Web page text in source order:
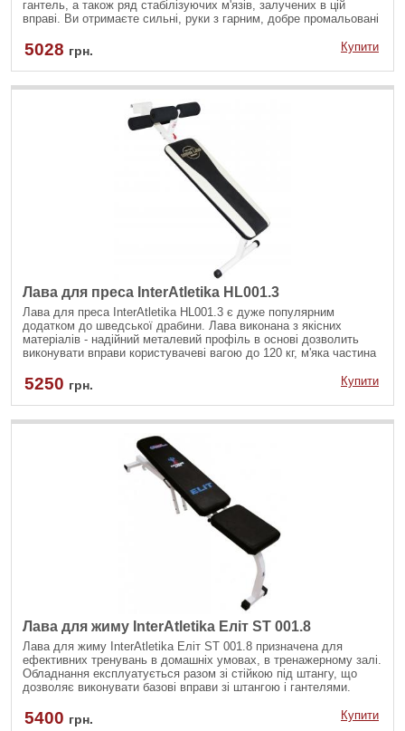
гантель, а також ряд стабілізуючих м'язів, залучених в цій
вправі. Ви отримаєте сильні, руки з гарним, добре промальовані
приставка встановлюється на регульовану лаву Inspire, має
компактні розміри.
5028 грн. Купити
Лава для преса InterAtletika HL001.3
Лава для преса InterAtletika HL001.3 є дуже популярним
додатком до шведської драбини. Лава виконана з якісних
матеріалів - надійний металевий профіль в основі дозволить
виконувати вправи користувачеві вагою до 120 кг, м'яка частина
високоякісним шкірзамінником.
5250 грн. Купити
Лава для жиму InterAtletika Еліт ST 001.8
Лава для жиму InterAtletika Еліт ST 001.8 призначена для
ефективних тренувань в домашніх умовах, в тренажерному залі.
Обладнання експлуатується разом зі стійкою під штангу, що
дозволяє виконувати базові вправи зі штангою і гантелями.
матеріалів, міцність і надійність роблять виріб потрібним і
популярним.
5400 грн. Купити